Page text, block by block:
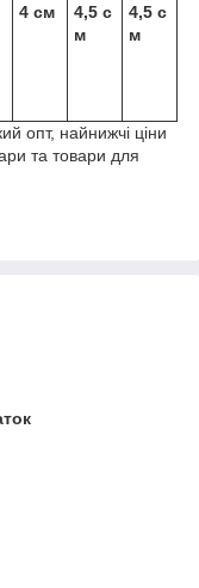
4 см
4,5 с
м
4,5 с
м
опт, найнижчі ціни
та товари для